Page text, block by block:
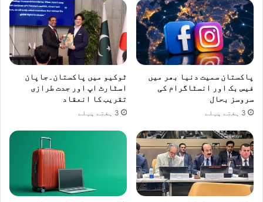
ا
ل
ے
ب
ی
ن
ک
و
ں
م
ں
ش
ا
م
ل
پاکستان سمیت دنیا بھر میں
فیس بک اور انسٹاگرام کی
سروسز بحال
3 ہفتے پہلے
ٹوکیو میں پاکستان۔جاپان
اسٹارٹ اپ اور جدت طرازی
تقریب کا انعقاد
3 ہفتے پہلے